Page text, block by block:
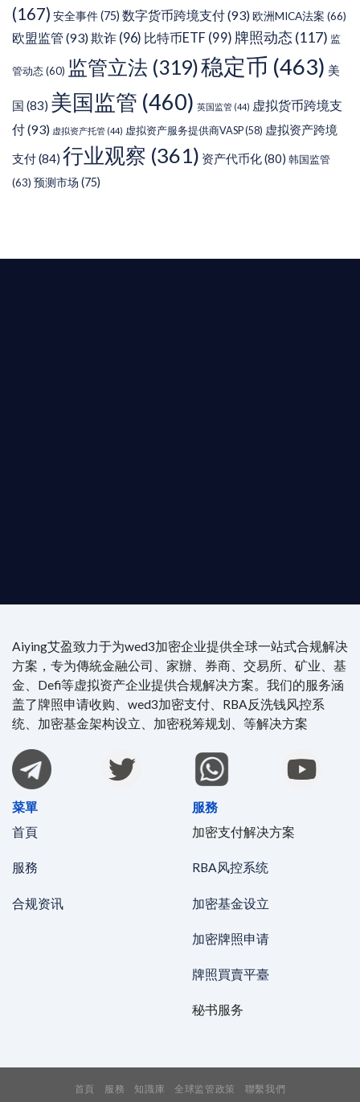
(167) 安全事件(75) 数字货币跨境支付(93)欧洲MICA法案 (66)
欧盟监管 (93)欺诈 (96) 比特币ETF (99) 牌照动态 (117) 监
管动态(60) 监管立法 (319)稳定币 (463) 美
国 (83) 美国监管 (460) 英国监管 (44) 虚拟货币跨境支
付(93) 虚拟资产托管 (44) 虚拟资产服务提供商VASP(58) 虚拟资产跨境
支付(84) 行业观察 (361) 资产代币化(80) 韩国监管
(63) 预测市场 (75)
Aiying艾盈致力于为wed3加密企业提供全球一站式合规解决
方案，专为傳統金融公司、家辦、券商、交易所、矿业、基
金、Defi等虚拟资产企业提供合规解决方案。我们的服务涵
盖了牌照申请收购、wed3加密支付、RBA反洗钱风控系
统、加密基金架构设立、加密税筹规划、等解决方案
菜單
首頁
服務
合规资讯
服務
加密支付解决方案
RBA风控系统
加密基金设立
加密牌照申请
牌照買賣平臺
秘书服务
首頁 服務 知識庫 全球监管政策 聯繫我們